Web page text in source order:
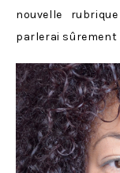
nouvelle
parlerai sûrement